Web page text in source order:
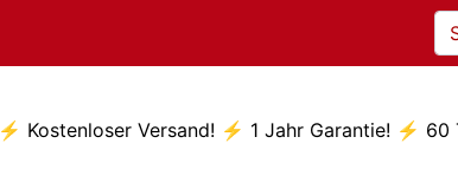
⚡ Kostenloser Versand! ⚡ 1 Jahr Garantie! ⚡ 60